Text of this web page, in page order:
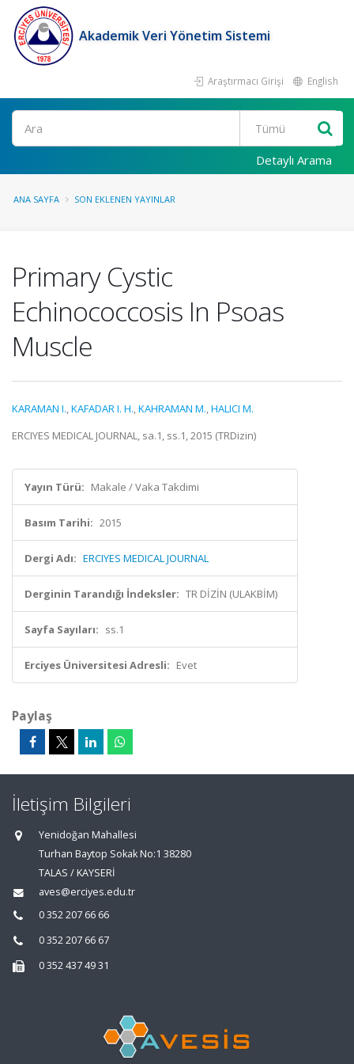
Akademik Veri Yönetim Sistemi
Araştırmacı Girişi English
Ara
Detaylı Arama
ANA SAYFA SON EKLENEN YAYINLAR
Primary Cystic
Echinococcosis In Psoas
Muscle
KARAMAN I.,KAFADAR I. H.,KAHRAMAN M.,HALICI M.
ERCIYES MEDICAL JOURNAL, sa.1, ss.1, 2015 (TRDizin)
Yayın Türü: Makale / Vaka Takdimi
Basım Tarihi: 2015
Dergi Adı: ERCIYES MEDICAL JOURNAL
Derginin Tarandığı İndeksler: TR DİZİN (ULAKBİM)
Sayfa Sayıları: ss.1
Erciyes Üniversitesi Adresli: Evet
Paylaş
İletişim Bilgileri
Yenidoğan Mahallesi
Turhan Baytop Sokak No:1 38280
TALAS / KAYSERİ
aves@erciyes.edu.tr
0 352 207 66 66
0 352 207 66 67
0 352 437 49 31